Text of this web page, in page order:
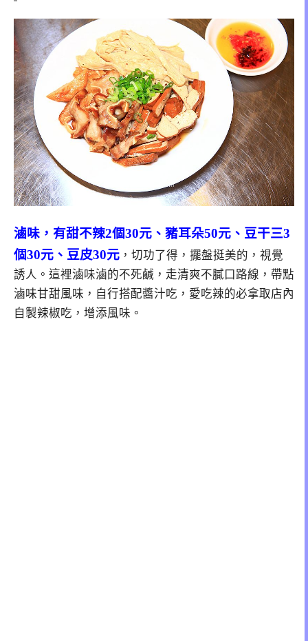
滷味，有甜不辣2個30元、豬耳朵50元、豆干三3
個30元、豆皮30元 ，切功了得，擺盤挺美的，視覺
誘人。這裡滷味滷的不死鹹，走清爽不膩口路線，帶點
滷味甘甜風味，自行搭配醬汁吃，愛吃辣的必拿取店內
自製辣椒吃，增添風味。